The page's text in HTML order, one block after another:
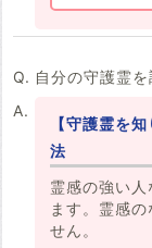
自分の守護霊
【守護霊を
法
霊感の強い
ます。霊感
せん。